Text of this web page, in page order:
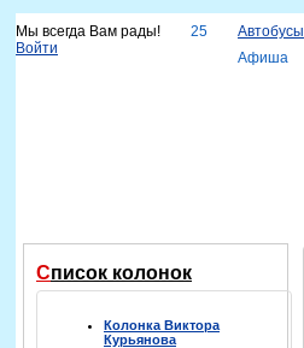
Мы всегда Вам рады!
Войти
25 Автобусы
Афиша
Список колонок
Колонка Виктора
Курьянова